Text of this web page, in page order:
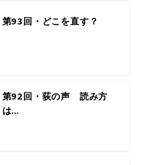
第93回・どこを直す？
第92回・荻の声 読み方
は…